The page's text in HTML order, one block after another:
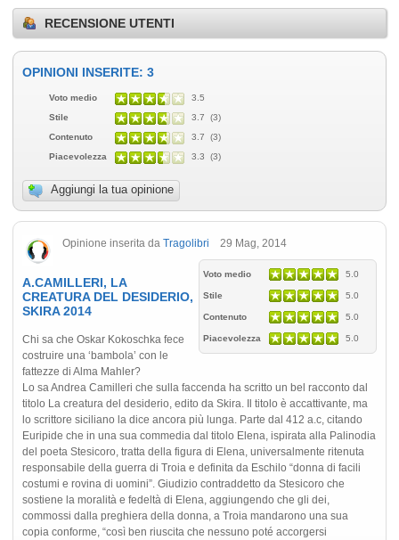
RECENSIONE UTENTI
OPINIONI INSERITE: 3
Voto medio
3.5
Stile
3.7 (3)
Contenuto
3.7 (3)
Piacevolezza
3.3 (3)
Aggiungi la tua opinione
Opinione inserita da Tragolibri 29 Mag, 2014
Voto medio 5.0
Stile 5.0
Contenuto 5.0
Piacevolezza 5.0
A.CAMILLERI, LA
CREATURA DEL DESIDERIO,
SKIRA 2014
Chi sa che Oskar Kokoschka fece
costruire una ‘bambola’ con le
fattezze di Alma Mahler?
Lo sa Andrea Camilleri che sulla faccenda ha scritto un bel racconto dal
titolo La creatura del desiderio, edito da Skira. Il titolo è accattivante, ma
lo scrittore siciliano la dice ancora più lunga. Parte dal 412 a.c, citando
Euripide che in una sua commedia dal titolo Elena, ispirata alla Palinodia
del poeta Stesicoro, tratta della figura di Elena, universalmente ritenuta
responsabile della guerra di Troia e definita da Eschilo “donna di facili
costumi e rovina di uomini”. Giudizio contraddetto da Stesicoro che
sostiene la moralità e fedeltà di Elena, aggiungendo che gli dei,
commossi dalla preghiera della donna, a Troia mandarono una sua
copia conforme, “così ben riuscita che nessuno poté accorgersi